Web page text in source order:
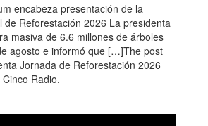
encabeza presentación de la
de Reforestación 2026 La presidenta
masiva de 6.6 millones de árboles
agosto e informó que […]The post
Jornada de Reforestación 2026
Radio.